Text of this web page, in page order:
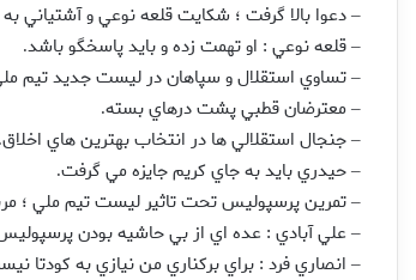
– دعوا بالا گرفت ؛ شکايت قلعه نوعي و آشتياني به
– قلعه نوعي : او تهمت زده و بايد پاسخگو باشد.
– تساوي استقلال و سپاهان در ليست جديد تيم
– معترضان قطبي پشت درهاي بسته.
– جنجال استقلالي ها در انتخاب بهترين هاي اخلاق.
– حيدري بايد به جاي کريم جايزه مي گرفت.
– تمرين پرسپوليس تحت تاثير ليست تيم ملي ؛
– علي آبادي : عده اي از بي حاشيه بودن پرسپوليس
– انصاري فرد : براي برکناري من نيازي به کودتا